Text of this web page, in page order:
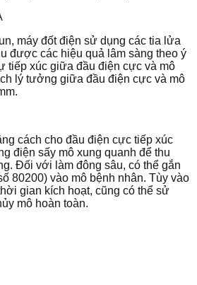
máy đốt điện sử dụng các tia lửa
được các hiệu quả lâm sàng theo ý
tiếp xúc giữa đầu điện cực và mô
lý tưởng giữa đầu điện cực và mô
cách cho đầu điện cực tiếp xúc
điện sấy mô xung quanh để thu
Đối với làm đông sâu, có thể gắn
80200) vào mô bệnh nhân. Tùy vào
gian kích hoạt, cũng có thể sử
mô hoàn toàn.